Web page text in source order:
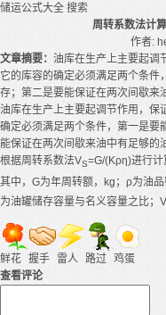
储运公式大全 搜索
周转系数法计
作者:
文章摘要： 油库在生产上主要起调
它的库容的确定必须满足两个条件
存；第二是要能保证在两次间歇来
油库在生产上主要起调节作用，保
确定必须满足两个条件，第一是要
能保证在两次间歇来油中有足够的
根据周转系数法VS=G/(Kρη)进行计
其中，G为年周转额，kg；ρ为油
为油罐储存容量与名义容量之比；V
鲜花 握手 雷人 路过 鸡蛋
查看评论